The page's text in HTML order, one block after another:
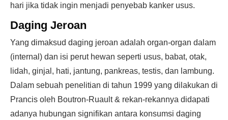
hari jika tidak ingin menjadi penyebab kanker usus.
Daging Jeroan
Yang dimaksud daging jeroan adalah organ-organ dalam
(internal) dan isi perut hewan seperti usus, babat, otak,
lidah, ginjal, hati, jantung, pankreas, testis, dan lambung.
Dalam sebuah penelitian di tahun 1999 yang dilakukan di
Prancis oleh Boutron-Ruault & rekan-rekannya didapati
adanya hubungan signifikan antara konsumsi daging